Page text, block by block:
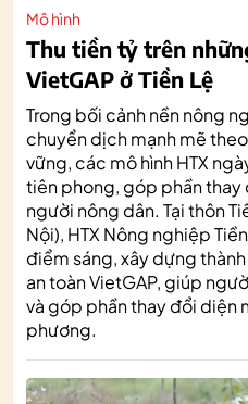
Mô hình
Thu tiền tỷ trên
VietGAP ở Tiền Lệ
Trong bối cảnh nền nông
chuyển dịch mạnh mẽ
vững, các mô hình HTX
tiên phong, góp phần thay
người nông dân. Tại thôn
Nội), HTX Nông nghiệp
điểm sáng, xây dựng
an toàn VietGAP, giúp
và góp phần thay đổi diện
phương.